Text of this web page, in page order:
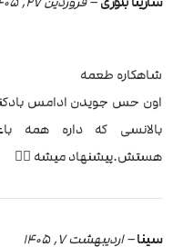
شاهکاره طعمه
اون حس جویدن ادامس
بالانسی که داره همه
هستش.پیشنهاد میشه ✌🏻
سینا– اردیبهشت 7, 1405